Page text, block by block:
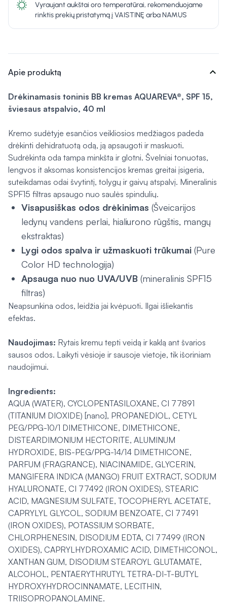
Vyraujant aukštai oro temperatūrai, rekomenduojame
rinktis prekių pristatymą į VAISTINĘ arba NAMUS
Apie produktą expand_more
Drėkinamasis toninis BB kremas AQUAREVA®, SPF 15,
šviesaus atspalvio, 40 ml
Kremo sudėtyje esančios veikliosios medžiagos padeda
drėkinti dehidratuotą odą, ją apsaugoti ir maskuoti.
Sudrėkinta oda tampa minkšta ir glotni. Švelniai tonuotas,
lengvos it aksomas konsistencijos kremas greitai įsigeria,
suteikdamas odai švytintį, tolygų ir gaivų atspalvį. Mineralinis
SPF15 filtras apsaugo nuo saulės spindulių.
Visapusiškas odos drėkinimas (Šveicarijos
ledynų vandens perlai, hialiurono rūgštis, mangų
ekstraktas)
Lygi odos spalva ir užmaskuoti trūkumai (Pure
Color HD technologija)
Apsauga nuo nuo UVA/UVB (mineralinis SPF15
filtras)
Neapsunkina odos, leidžia jai kvėpuoti. Ilgai išliekantis
efektas.
Naudojimas: Rytais kremu tepti veidą ir kaklą ant švarios
sausos odos. Laikyti vėsioje ir sausoje vietoje, tik išoriniam
naudojimui.
Ingredients:
AQUA (WATER), CYCLOPENTASILOXANE, CI 77891
(TITANIUM DIOXIDE) [nano], PROPANEDIOL, CETYL
PEG/PPG-10/1 DIMETHICONE, DIMETHICONE,
DISTEARDIMONIUM HECTORITE, ALUMINUM
HYDROXIDE, BIS-PEG/PPG-14/14 DIMETHICONE,
PARFUM (FRAGRANCE), NIACINAMIDE, GLYCERIN,
MANGIFERA INDICA (MANGO) FRUIT EXTRACT, SODIUM
HYALURONATE, CI 77492 (IRON OXIDES), STEARIC
ACID, MAGNESIUM SULFATE, TOCOPHERYL ACETATE,
CAPRYLYL GLYCOL, SODIUM BENZOATE, CI 77491
(IRON OXIDES), POTASSIUM SORBATE,
CHLORPHENESIN, DISODIUM EDTA, CI 77499 (IRON
OXIDES), CAPRYLHYDROXAMIC ACID, DIMETHICONOL,
XANTHAN GUM, DISODIUM STEAROYL GLUTAMATE,
ALCOHOL, PENTAERYTHRUTYL TETRA-DI-T-BUTYL
HYDROXYHYDROCINNAMATE, LECITHIN,
TRIISOPROPANOLAMINE.